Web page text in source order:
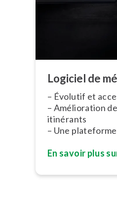
Logiciel de
– Évolutif et
– Amé­lio­ra­tion
itinérants
– Une
En savoir plus